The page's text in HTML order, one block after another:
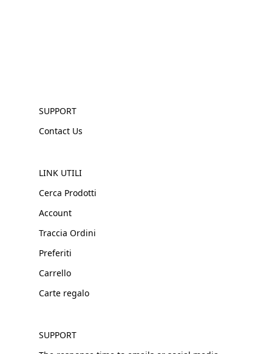
SUPPORT
Contact Us
LINK UTILI
Cerca Prodotti
Account
Traccia Ordini
Preferiti
Carrello
Carte regalo
SUPPORT